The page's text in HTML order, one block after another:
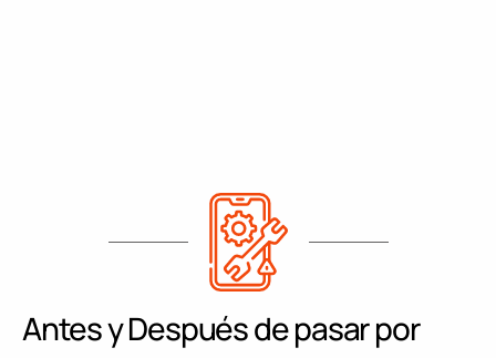
Antes y Después de pasar por